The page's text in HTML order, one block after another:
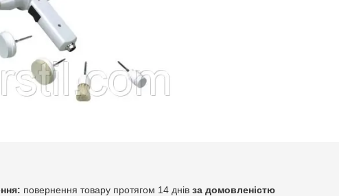
повернення товару протягом 14 днів за домовленістю